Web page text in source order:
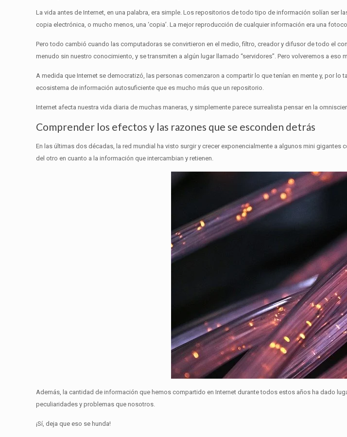
La vida antes de Internet, en una palabra, era simple.Los repositorios de todo tipo de información solían ser
copia electrónica, o mucho menos, una ‘copia’.La mejor reproducción de cualquier información era una
Pero todo cambió cuando las computadoras se convirtieron en el medio, filtro, creador y difusor de todo el
menudo sin nuestro conocimiento, y se transmiten a algún lugar llamado “servidores”.Pero volveremos a eso
A medida que Internet se democratizó, las personas comenzaron a compartir lo que tenían en mente y, por
ecosistema de información autosuficiente que es mucho más que un repositorio.
Internet afecta nuestra vida diaria de muchas maneras, y simplemente parece surrealista pensar en la
Comprender los efectos y las razones que se esconden detrás
En las últimas dos décadas, la red mundial ha visto surgir y crecer exponencialmente a algunos mini gigantes
del otro en cuanto a la información que intercambian y retienen.
Además, la cantidad de información que hemos compartido en Internet durante todos estos años ha dado
peculiaridades y problemas que nosotros.
¡Sí, deja que eso se hunda!